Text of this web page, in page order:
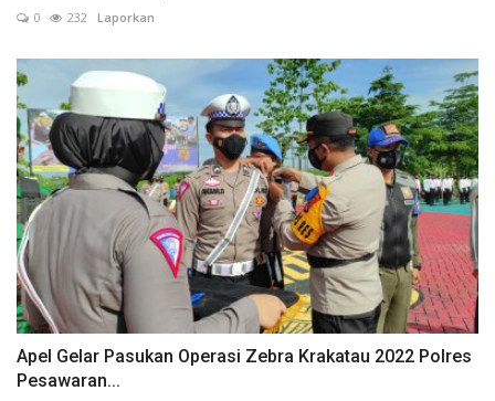
0
232 Laporkan
Apel Gelar Pasukan Operasi Zebra Krakatau 2022 Polres
Pesawaran...